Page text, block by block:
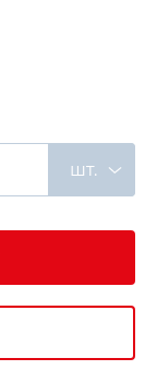
шт.